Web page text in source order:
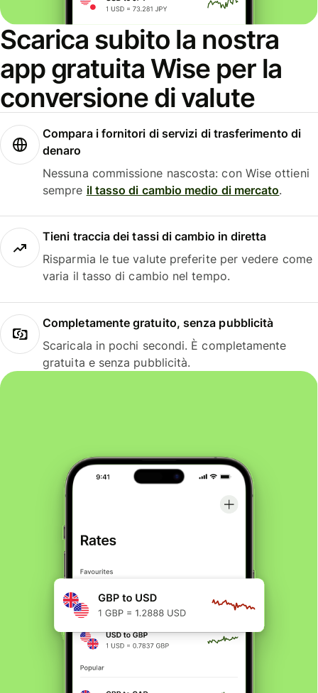
Scarica subito la nostra
app gratuita Wise per la
conversione di valute
Compara i fornitori di servizi di trasferimento di
denaro
Nessuna commissione nascosta: con Wise ottieni
sempre il tasso di cambio medio di mercato.
Tieni traccia dei tassi di cambio in diretta
Risparmia le tue valute preferite per vedere come
varia il tasso di cambio nel tempo.
Completamente gratuito, senza pubblicità
Scaricala in pochi secondi. È completamente
gratuita e senza pubblicità.